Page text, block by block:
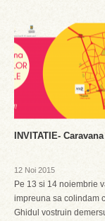
INVITATIE-
12 Noi 2015
Pe 13 si 14 noiembrie
impreuna sa colindam
Ghidul vostruin